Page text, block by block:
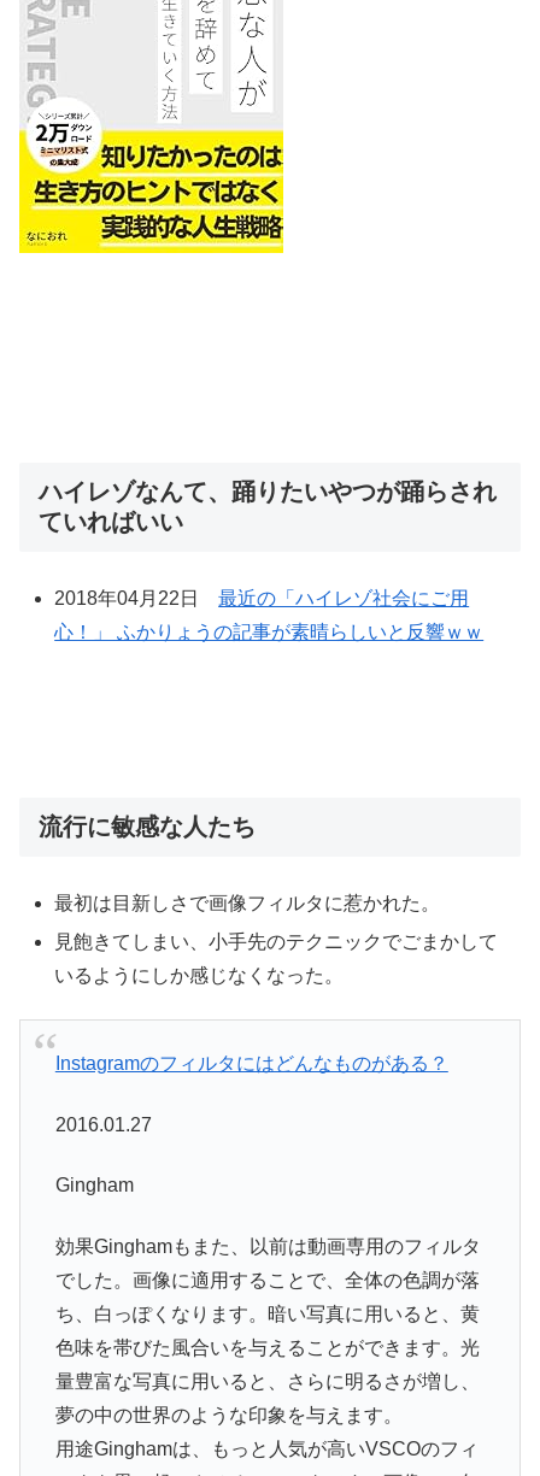
ハイレゾなんて、踊りたいやつが踊らされ
ていればいい
2018年04月22日最近の「ハイレゾ社会にご用
心！」 ふかりょうの記事が素晴らしいと反響ｗｗ
流行に敏感な人たち
最初は目新しさで画像フィルタに惹かれた。
見飽きてしまい、小手先のテクニックでごまかして
いるようにしか感じなくなった。
Instagramのフィルタにはどんなものがある？
2016.01.27
Gingham
効果Ginghamもまた、以前は動画専用のフィルタ
でした。画像に適用することで、全体の色調が落
ち、白っぽくなります。暗い写真に用いると、黄
色味を帯びた風合いを与えることができます。光
量豊富な写真に用いると、さらに明るさが増し、
夢の中の世界のような印象を与えます。
用途Ginghamは、もっと人気が高いVSCOのフィ